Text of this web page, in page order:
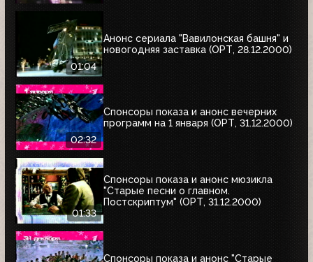
01:04
Анонс сериала "Вавилонская башня" и
новогодняя заставка (ОРТ, 28.12.2000)
02:32
Спонсоры показа и анонс вечерних
программ на 1 января (ОРТ, 31.12.2000)
01:33
Спонсоры показа и анонс мюзикла
"Старые песни о главном.
Постскриптум" (ОРТ, 31.12.2000)
Спонсоры показа и анонс "Старые